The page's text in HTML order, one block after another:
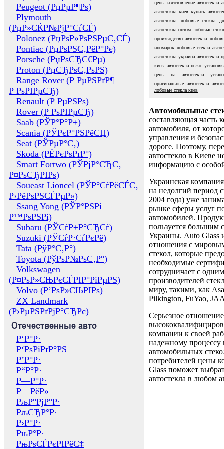
Peugeot (РџРµР¶Рѕ)
Plymouth
(РџР»СЌР№РјР°СѓСЃ)
Polonez (РџРѕР»РѕРЅРµС‚СЃ)
Pontiac (РџРѕРЅС‚РёР°Рє)
Porsche (РџРѕСЂС€Рµ)
Proton (РџСЂРѕС‚РѕРЅ)
Range Rover (Р РµРЅРґР¶
Р РѕРІРµСЂ)
Renault (Р РµРЅРѕ)
Rover (Р РѕРІРµСЂ)
Saab (РЎР°Р°Р±)
Scania (РЎРєР°РЅРёСЏ)
Seat (РЎРµР°С‚)
Skoda (РЁРєРѕРґР°)
Smart Fortwo (РЎРјР°СЂС‚
Р¤РѕСЂРІРѕ)
Soueast Lioncel (РЎР°СѓРёСЃС‚
Р›РёРѕРЅСЃРµР»)
Ssang Yong (РЎР°РЅРі
Р™РѕРЅРі)
Subaru (РЎСѓР±Р°СЂСѓ)
Suzuki (РЎСѓР·СѓРєРё)
Tata (РўР°С‚Р°)
Toyota (РўРѕР№РѕС‚Р°)
Volkswagen
(Р¤РѕР»СЊРєСЃРІР°РіРµРЅ)
Volvo (Р’РѕР»СЊРІРѕ)
ZX Landmark
(Р›РµРЅРґРјР°СЂРє)
Отечественные авто
Р‘Р°Р·
Р‘РѕРіРґР°РЅ
Р’Р°Р·
Р“Р°Р·
Р—Р°Р·
Р—РёР»
РљР°РјР°Р·
РљСЂР°Р·
Р›Р°Р·
РњР°Р·
РњРѕСЃРєРІРёС‡
цены изготовление автостекла
автостекла киев купить
автостекла
лобовые стекла
автостекла оптом лобовые
производство автостекла
иномарок лобовые стекла
автостекла украина автостекла
киев автостекла пежо
цены на автостекла
оригинальные автостекла
лобовые стекла киев
Автомобильные
составляющая часть
автомобиля, от
управления и
дороге. Поэтому,
автостекло в Киеве
информацию с
Украинская
на недолгий период
2004 года) уже
рынке сферы услуг
автомобилей.
пользуется большим
Украины. Auto Glass
отношения с
стекол, которые
необходимые
сотрудничает с
производителей
миру, такими, как
Pilkington, FuYao,
Серьезное отношение
компании к своей
надежному процессу
автомобильных
потребителей цены
Glass поможет
автостекла в любом